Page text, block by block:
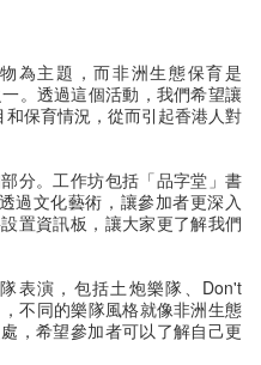
為主題，而非洲生態保育是
。透過這個活動，我們希望讓
保育情況，從而引起香港人對
分。工作坊包括「品字堂」書
過文化藝術，讓參加者更深入
置資訊板，讓大家更了解我們
表演，包括土炮樂隊、Don't
不同的樂隊風格就像非洲生態
，希望參加者可以了解自己更